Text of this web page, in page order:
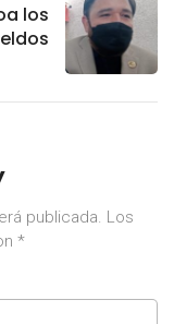
los
publicada. Los
*